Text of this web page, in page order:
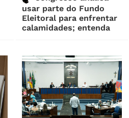
usar parte do Fundo
Eleitoral para enfrentar
calamidades; entenda